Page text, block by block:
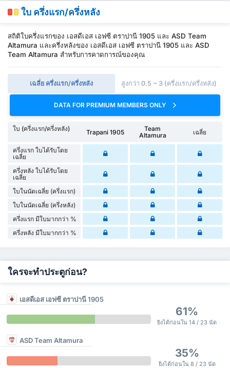
ใบ ครึ่งแรก/ครึ่งหลัง
สถิติใบครึ่งแรกของ เอสดีเอส เอฟซี ตราปานี 1905 และ ASD Team
Altamura และครึ่งหลังของ เอสดีเอส เอฟซี ตราปานี 1905 และ ASD
Team Altamura สำหรับการคาดการณ์ของคุณ
เฉลี่ย ครึ่งแรก/ครึ่งหลัง สูงกว่า 0.5 ~ 3 (ครึ่งแรก/ครึ่งหลัง)
DATA FOR PREMIUM MEMBERS ONLY
ใบ (ครึ่งแรก/ครึ่งหลัง) Trapani 1905
Team
Altamura
เฉลี่ย
ครึ่งแรก ใบได้รับโดย
เฉลี่ย
ครึ่งหลัง ใบได้รับโดย
เฉลี่ย
ใบในนัดเฉลี่ย (ครึ่งแรก)
ใบในนัดเฉลี่ย (ครึ่งหลัง)
ครึ่งแรก มีใบมากกว่า %
ครึ่งหลัง มีใบมากกว่า %
ใครจะทำประตูก่อน?
เอสดีเอส เอฟซี ตราปานี 1905
61%
ยิงได้ก่อนใน 14 / 23 นัด
ASD Team Altamura
35%
ยิงได้ก่อนใน 8 / 23 นัด